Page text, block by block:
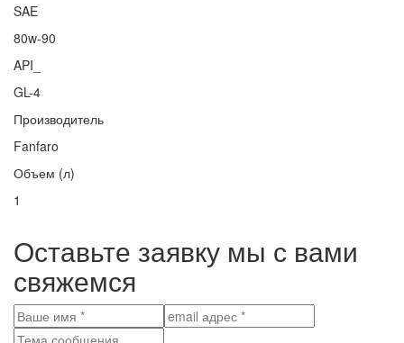
SAE
80w-90
API_
GL-4
Производитель
Fanfaro
Объем (л)
1
Оставьте заявку мы с вами
свяжемся